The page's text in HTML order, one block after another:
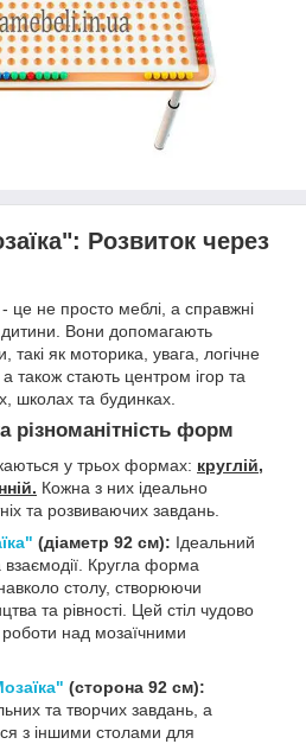
Розвиток через
не просто меблі, а справжні
дитини. Вони допомагають
такі як моторика, увага, логічне
також стають центром ігор та
школах та будинках.
різноманітність форм
у трьох формах: круглій,
Кожна з них ідеально
та розвиваючих завдань.
(діаметр 92 см): Ідеальний
взаємодії. Кругла форма
столу, створюючи
та рівності. Цей стіл чудово
роботи над мозаїчними
(сторона 92 см):
та творчих завдань, а
з іншими столами для